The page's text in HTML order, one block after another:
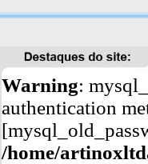
Warning:
authentication
/home/